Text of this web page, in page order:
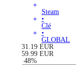
Steam
•
Clé
•
GLOBAL
31.19 EUR
59.99 EUR
-48%